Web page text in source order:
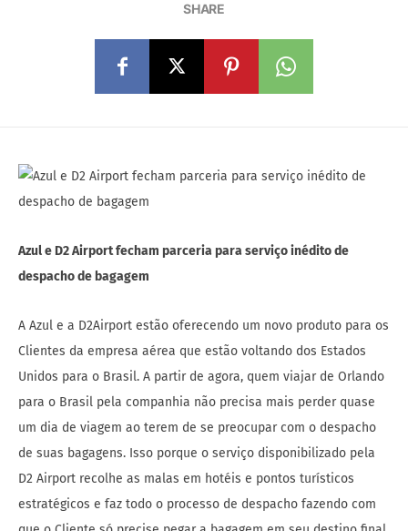
SHARE
Azul e D2 Airport fecham parceria para serviço inédito de
despacho de bagagem
A Azul e a D2Airport estão oferecendo um novo produto para os
Clientes da empresa aérea que estão voltando dos Estados
Unidos para o Brasil. A partir de agora, quem viajar de Orlando
para o Brasil pela companhia não precisa mais perder quase
um dia de viagem ao terem de se preocupar com o despacho
de suas bagagens. Isso porque o serviço disponibilizado pela
D2 Airport recolhe as malas em hotéis e pontos turísticos
estratégicos e faz todo o processo de despacho fazendo com